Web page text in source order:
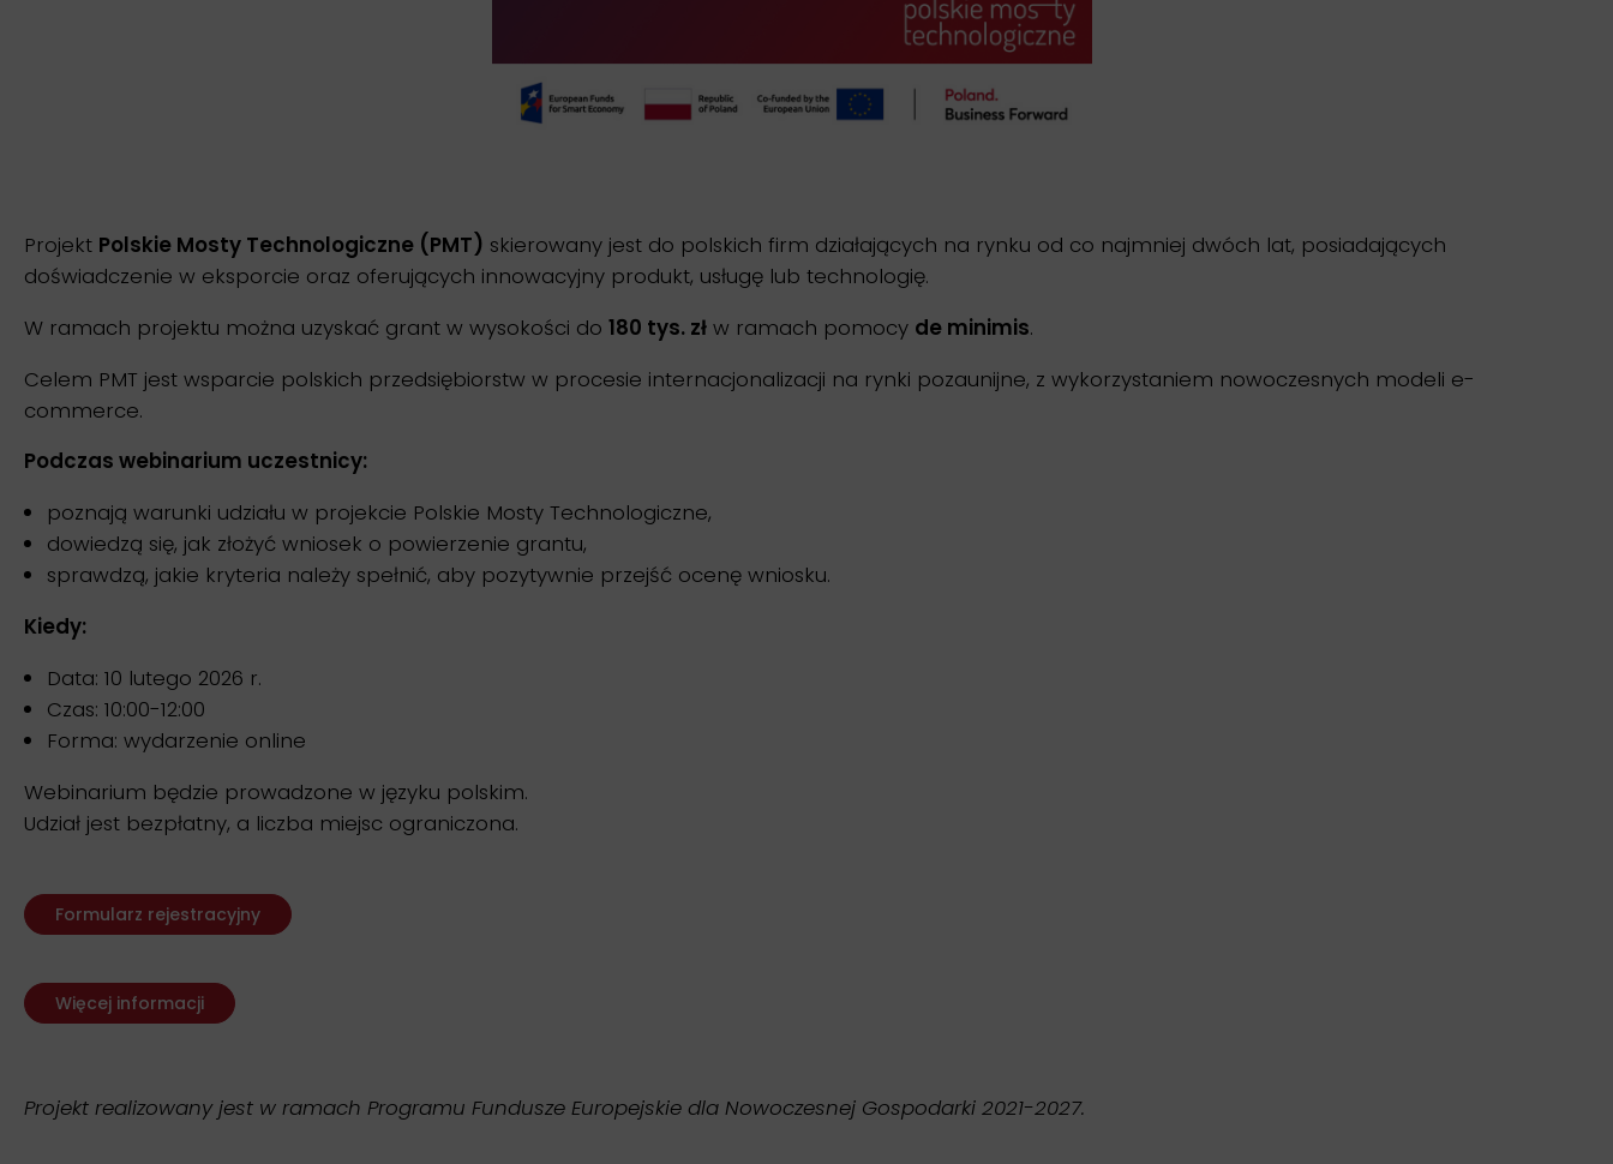
Projekt Polskie Mosty Technologiczne (PMT) skierowany jest do polskich firm działających na rynku od co najmniej dwóch lat, posiadających
doświadczenie w eksporcie oraz oferujących innowacyjny produkt, usługę lub technologię.
W ramach projektu można uzyskać grant w wysokości do 180 tys. zł w ramach pomocy de minimis.
Celem PMT jest wsparcie polskich przedsiębiorstw w procesie internacjonalizacji na rynki pozaunijne, z wykorzystaniem nowoczesnych modeli e-
commerce.
Podczas webinarium uczestnicy:
poznają warunki udziału w projekcie Polskie Mosty Technologiczne,
dowiedzą się, jak złożyć wniosek o powierzenie grantu,
sprawdzą, jakie kryteria należy spełnić, aby pozytywnie przejść ocenę wniosku.
Kiedy:
Data: 10 lutego 2026 r.
Czas: 10:00-12:00
Forma: wydarzenie online
Webinarium będzie prowadzone w języku polskim.
Udział jest bezpłatny, a liczba miejsc ograniczona.
Formularz rejestracyjny
Więcej informacji
Projekt realizowany jest w ramach Programu Fundusze Europejskie dla Nowoczesnej Gospodarki 2021-2027.